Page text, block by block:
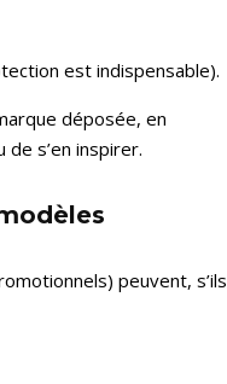
est indispensable).
déposée, en
s’en inspirer.
peuvent, s’ils